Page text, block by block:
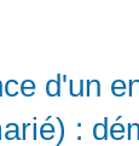
d'un
: